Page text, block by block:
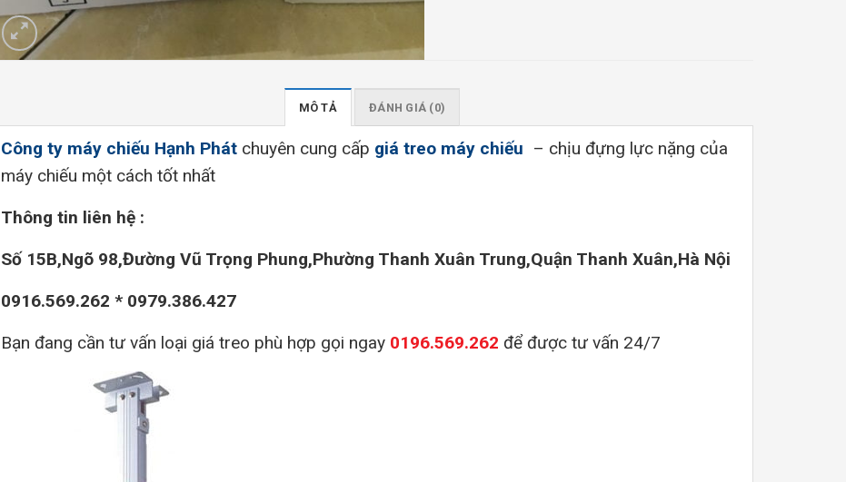
MÔ TẢ ĐÁNH GIÁ (0)
Công ty máy chiếu Hạnh Phát chuyên cung cấp giá treo máy chiếu – chịu đựng lực nặng của
máy chiếu một cách tốt nhất
Thông tin liên hệ :
Số 15B,Ngõ 98,Đường Vũ Trọng Phung,Phường Thanh Xuân Trung,Quận Thanh Xuân,Hà Nội
0916.569.262 * 0979.386.427
Bạn đang cần tư vấn loại giá treo phù hợp gọi ngay 0196.569.262 để được tư vấn 24/7